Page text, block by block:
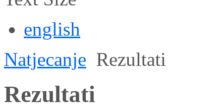
english
Natjecanje Rezultati
Rezultati